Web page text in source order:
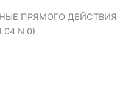
ПРЯМОГО ДЕЙСТВИЯ
04 N 0)